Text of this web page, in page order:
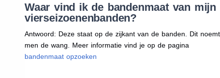
Waar vind ik de bandenmaat van mijn
vierseizoenenbanden?
Antwoord: Deze staat op de zijkant van de banden. Dit noemt
men de wang. Meer informatie vind je op de pagina
bandenmaat opzoeken